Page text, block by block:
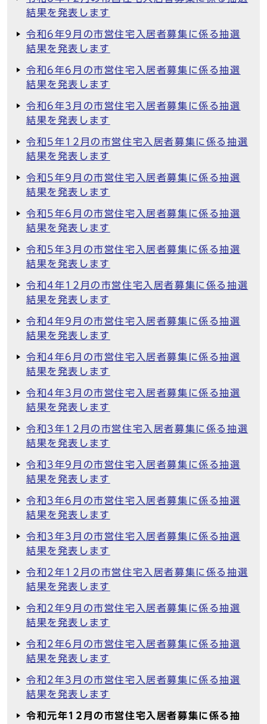
結果を発表します
令和6年9月の市営住宅入居者募集に係る抽選
結果を発表します
令和6年6月の市営住宅入居者募集に係る抽選
結果を発表します
令和6年3月の市営住宅入居者募集に係る抽選
結果を発表します
令和5年12月の市営住宅入居者募集に係る抽選
結果を発表します
令和5年9月の市営住宅入居者募集に係る抽選
結果を発表します
令和5年6月の市営住宅入居者募集に係る抽選
結果を発表します
令和5年3月の市営住宅入居者募集に係る抽選
結果を発表します
令和4年12月の市営住宅入居者募集に係る抽選
結果を発表します
令和4年9月の市営住宅入居者募集に係る抽選
結果を発表します
令和4年6月の市営住宅入居者募集に係る抽選
結果を発表します
令和4年3月の市営住宅入居者募集に係る抽選
結果を発表します
令和3年12月の市営住宅入居者募集に係る抽選
結果を発表します
令和3年9月の市営住宅入居者募集に係る抽選
結果を発表します
令和3年6月の市営住宅入居者募集に係る抽選
結果を発表します
令和3年3月の市営住宅入居者募集に係る抽選
結果を発表します
令和2年12月の市営住宅入居者募集に係る抽選
結果を発表します
令和2年9月の市営住宅入居者募集に係る抽選
結果を発表します
令和2年6月の市営住宅入居者募集に係る抽選
結果を発表します
令和2年3月の市営住宅入居者募集に係る抽選
結果を発表します
令和元年12月の市営住宅入居者募集に係る抽